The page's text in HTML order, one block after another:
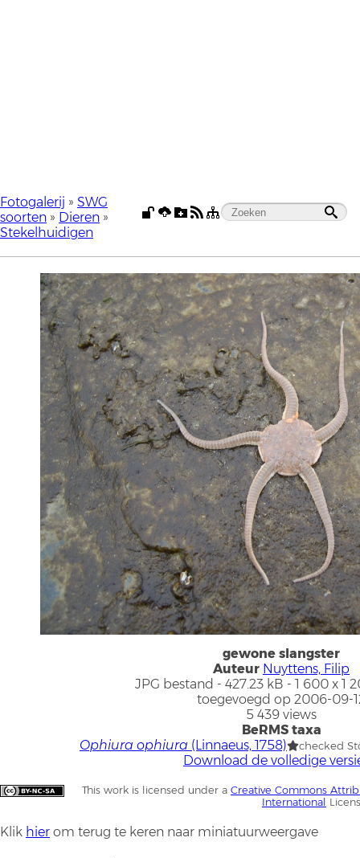
Fotogalerij » SWG
soorten » Dieren »
Stekelhuidigen
gewone slangster
Auteur Nuyttens, Filip
JPG bestand - 427.23 kB - 1 600 x 1
toegevoegd op 2006-09-
5 439 views
BeRMS taxa
Ophiura ophiura (Linnaeus, 1758) checked
Download de volledige
This work is licensed under a Creative Commons
International
Klik hier om terug te keren naar miniatuurweergave